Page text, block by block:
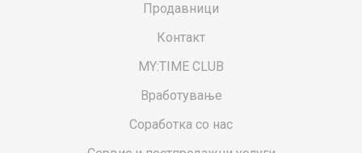
Продавници
Контакт
MY:TIME CLUB
Вработување
Соработка со нас